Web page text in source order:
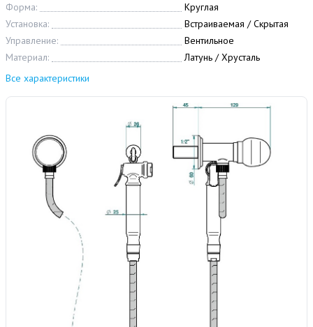
Форма:
Круглая
Установка:
Встраиваемая / Скрытая
Управление:
Вентильное
Материал:
Латунь / Хрусталь
Все характеристики